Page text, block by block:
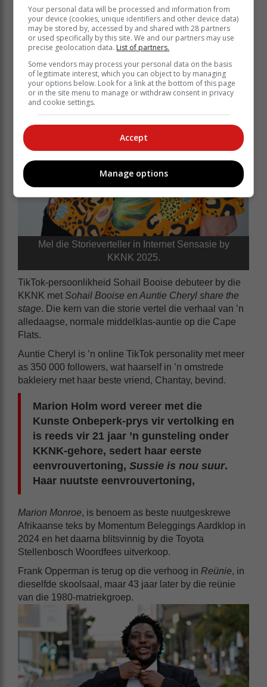
Mel die Storieverteller in Internet Sensasie by
KKNK 2025.
TikTok-persoonlikheid Sohail Booise debuteer by die
KKNK met Sohail Booise en Auntie Cheryl share the
stage. Die kern van die storie vertel die verhaal van ’n
alledaagse, normale middelklas-auntie op die Cape
Flats.
Auntie Cheryl is ’n online TikTok personality met meer
as 350 000 followers, wat haarself in ’n omstrede
bakleiery met haar beste vriend, Chantay, bevind.
Marion Holm word vereer met die
Kunste Onbeperk-prys vir vertolking en
is reeds vir 21 jaar ’n gunsteling onder
KKNK-gehore, sedert haar eerste
eenvrouvertoning, Sussie is nou suur.
Haar nuutste eenvrouvertoning,
Marion Monroe, is benoem as beste nuutgeskrewe
Afrikaanse teks by Momentum Beleggings Aardklop in
2024 en het daarna blitsvinnig by die Toyota
Stellenbosch Woordfees uitverkoop.
Frank Opperman is terug op die verhoog in Reünie, in
dieselfde skoolsaal, maar 43 jaar later by die reünie
van die 1980-matriekgroep.
Your personal data will be processed and information from
your device (cookies, unique identifiers and other device data)
may be stored by, accessed by and shared with 28 partners
or used specifically by this site. We and our partners may use
precise geolocation data. List of partners.
Some vendors may process your personal data on the basis
of legitimate interest, which you can object to by managing
your options below. Look for a link at the bottom of this page
or in the site menu to manage or withdraw consent in privacy
and cookie settings.
Accept
Manage options